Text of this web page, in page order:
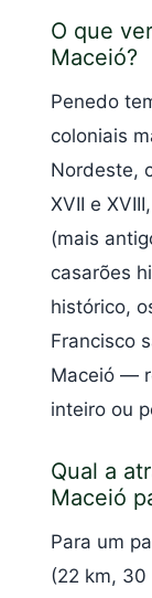
O que
Maceió?
Penedo
coloniais
Nordeste,
XVII e
(mais
casarões
histórico,
Francisco
Maceió —
inteiro ou
Qual a
Maceió
Para um
(22 km,